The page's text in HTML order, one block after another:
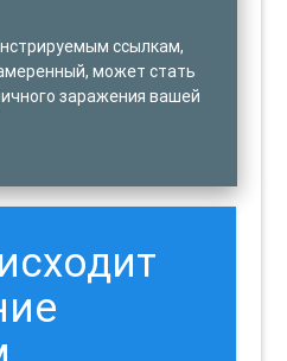
ссылкам,
может стать
заражения вашей